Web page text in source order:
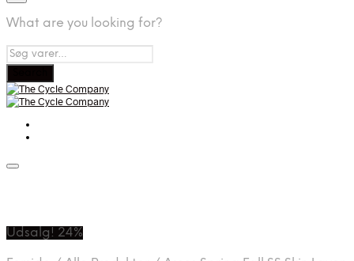
What are you looking for?
Udsalg! 24%